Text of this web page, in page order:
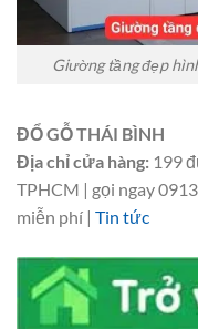
Giường tầng đẹp
ĐỔ GỖ THÁI BÌNH
Địa chỉ cửa hàng: 199
TPHCM | gọi ngay
miễn phí | Tin tức